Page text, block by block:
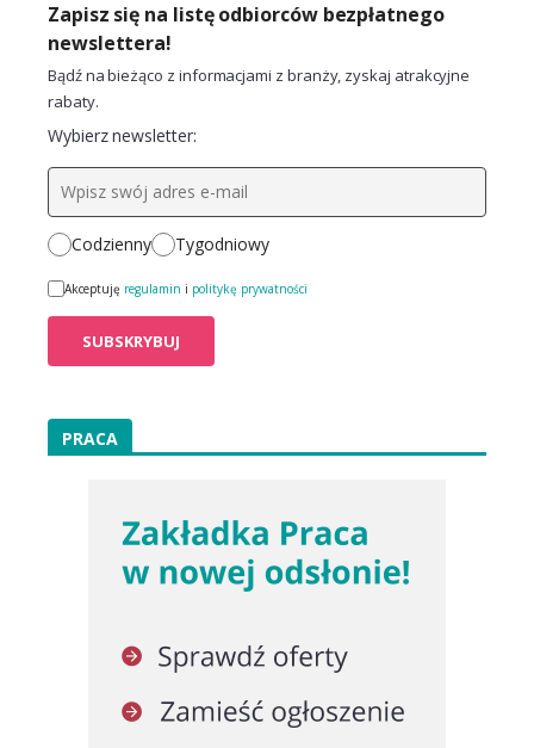
Zapisz się na listę odbiorców bezpłatnego
newslettera!
Bądź na bieżąco z informacjami z branży, zyskaj atrakcyjne
rabaty.
Wybierz newsletter:
Codzienny Tygodniowy
Akceptuję regulamin i politykę prywatności
PRACA